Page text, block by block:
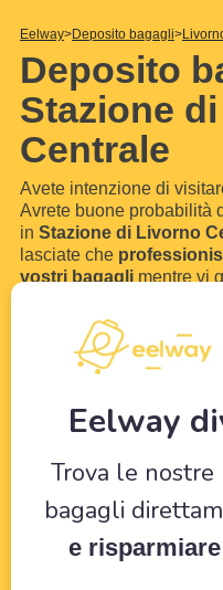
Eelway Deposito bagagli
Deposito
Stazione
Centrale
Avete intenzione di
Avrete buone probabilità
in Stazione di Livorno
lasciate che
vostri bagagli mentre vi
Stazione di Livorno
bagagliei vostri valigie
qualche giorno. Senza
Eelway
Trova le nostre
bagagli
e